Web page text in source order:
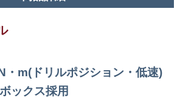
・m(ドリルポジション・低速)
ックス採用